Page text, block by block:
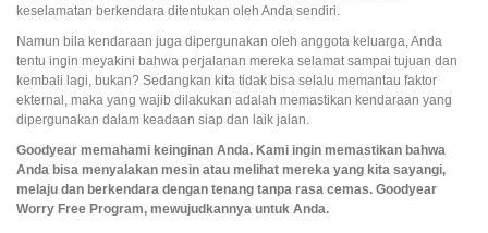
keselamatan berkendara ditentukan oleh Anda sendiri.
Namun bila kendaraan juga dipergunakan oleh anggota keluarga, Anda
tentu ingin meyakini bahwa perjalanan mereka selamat sampai tujuan dan
kembali lagi, bukan? Sedangkan kita tidak bisa selalu memantau faktor
ekternal, maka yang wajib dilakukan adalah memastikan kendaraan yang
dipergunakan dalam keadaan siap dan laik jalan.
Goodyear memahami keinginan Anda. Kami ingin memastikan bahwa
Anda bisa menyalakan mesin atau melihat mereka yang kita sayangi,
melaju dan berkendara dengan tenang tanpa rasa cemas. Goodyear
Worry Free Program, mewujudkannya untuk Anda.